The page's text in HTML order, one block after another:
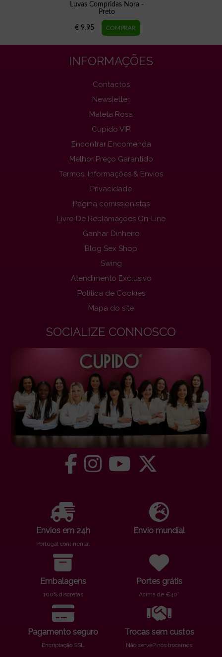
Luvas Compridas Nora -
Preto
€ 9.95
INFORMAÇÕES
Contactos
Newsletter
Maleta Rosa
Cupido VIP
Encontrar Encomenda
Melhor Preço Garantido
Termos, Informações & Envios
Privacidade
Página comissionistas
Livro De Reclamações On-Line
Ganhar Dinheiro
Blog Sex Shop
Swing
Atendimento Exclusivo
Politica de Cookies
Mapa do site
SOCIALIZE CONNOSCO
Envios em 24h
Portugal continental
Envio mundial
Embalagens
100% discretas
Portes grátis
Acima de €40*
Pagamento seguro
Encriptação SSL
Trocas sem custos
Não serve? nós trocamos